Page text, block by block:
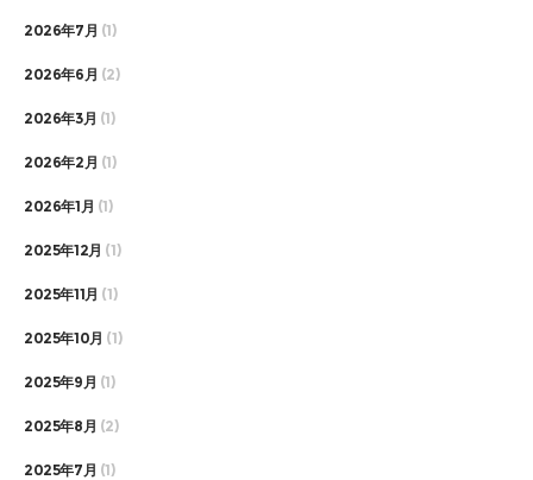
2026年7月 (1)
2026年6月 (2)
2026年3月 (1)
2026年2月 (1)
2026年1月 (1)
2025年12月 (1)
2025年11月 (1)
2025年10月 (1)
2025年9月 (1)
2025年8月 (2)
2025年7月 (1)